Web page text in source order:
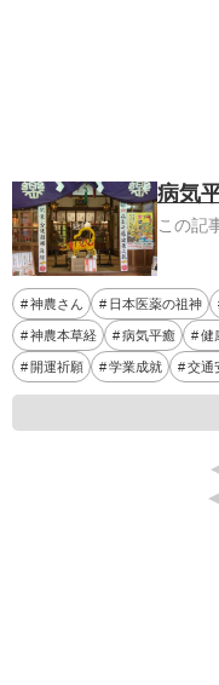
病気
この記
神農さん 日本医薬の祖神
神農本草経 病気平癒 健
開運祈願 学業成就 交通